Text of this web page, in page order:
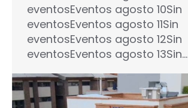
eventosEventos agosto 10Sin
eventosEventos agosto 11Sin
eventosEventos agosto 12Sin
eventosEventos agosto 13Sin…